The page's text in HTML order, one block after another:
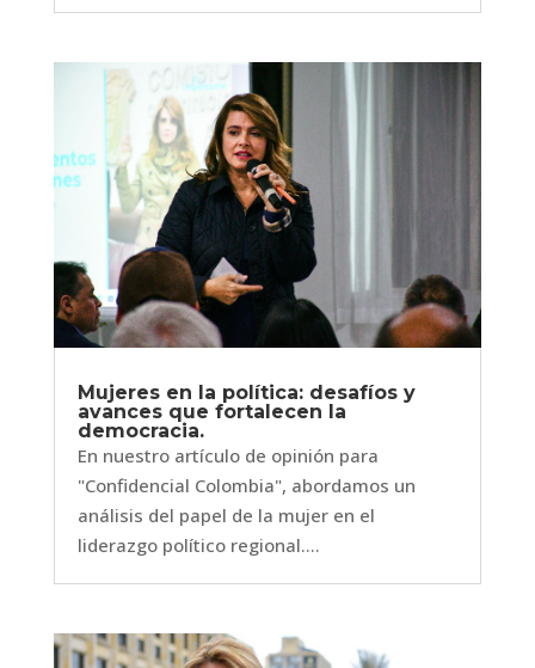
Mujeres en la política: desafíos y
avances que fortalecen la
democracia.
En nuestro artículo de opinión para
"Confidencial Colombia", abordamos un
análisis del papel de la mujer en el
liderazgo político regional....